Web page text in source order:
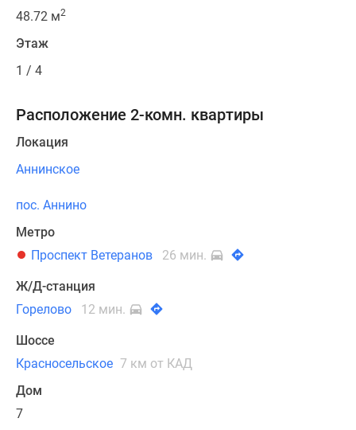
48.72 м2
Этаж
1 / 4
Расположение 2-комн. квартиры
Локация
Аннинское
пос. Аннино
Метро
Проспект Ветеранов
26 мин.
Ж/Д-станция
Горелово
12 мин.
Шоссе
Красносельское 7 км от КАД
Дом
7